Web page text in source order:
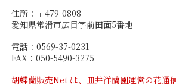
住所：〒479-0808
愛知県常滑市広目字前田面5番地
電話：0569-37-0231
FAX：050-5490-3275
胡蝶蘭販売Net は、皿井洋蘭園運営の花通